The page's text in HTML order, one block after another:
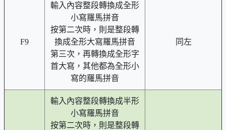
F9
輸入內容整段轉換成全形
小寫羅馬拼音
按第二次時，則是整段轉
換成全形大寫羅馬拼音
第三次，再轉換成全形字
首大寫，其他都為全形小
寫的羅馬拼音
同左
輸入內容整段轉換成半形
小寫羅馬拼音
按第二次時，則是整段轉